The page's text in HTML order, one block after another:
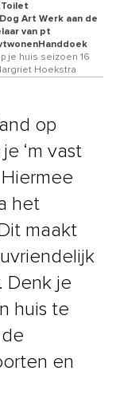
Art Werk aan de
van pt
je huis seizoen 16
Hoekstra
op
‘m vast
het
maakt
Denk je
huis te
en